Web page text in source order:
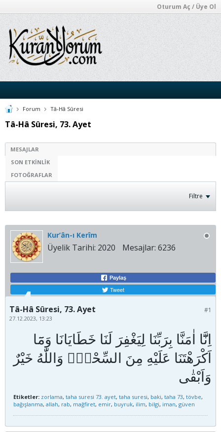
Oturum Aç / Üye Ol
Forum Tâ-Hâ Sûresi
Tâ-Hâ Sûresi, 73. Ayet
MESAJLAR
SON ETKINLIK
FOTOĞRAFLAR
Filtre
Kur’ân-ı Kerîm
Üyelik Tarihi: 2020 Mesajlar: 6236
Paylaş
Tweet
#1
Tâ-Hâ Sûresi, 73. Ayet
27.12.2023, 13:23
اِنَّٓا اٰمَنَّا بِرَبِّنَا لِيَغْفِرَ لَنَا خَطَايَانَا وَمَٓا
اَكْرَهْتَنَا عَلَيْهِ مِنَ السِّحْرِۜ وَاللّٰهُ خَيْرٌ
Etiketler: zorlama, taha suresi 73. ayet, taha suresi, baki, taha 73, tövbe,
bağışlanma, allah, rab, mağfiret, emir, buyruk, ilim, bilgi, iman, güven